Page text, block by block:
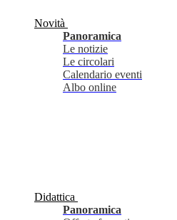
Novità
Panoramica
Le notizie
Le circolari
Calendario eventi
Albo online
Didattica
Panoramica